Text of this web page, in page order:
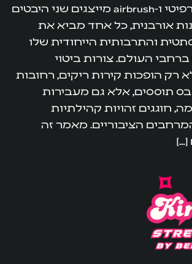
פרויקטים של גרפיטי ו-airbrush מייצגים שני היבטים
אורבנית, כל אחד מביא את
והתרבותית הייחודית שלו
ברחבי העולם. צורות ביטוי
רק הופכות קירות ריקים, רחובות
תוססים, אלא גם מעבירות
חוגגים זהויות קהילתיות
הציבוריים. מאמר זה